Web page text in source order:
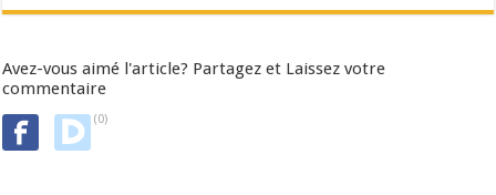
Avez-vous aimé l'article? Partagez et Laissez votre
commentaire
(0)